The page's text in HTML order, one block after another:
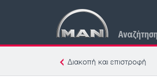
Διακοπή και επιστροφή